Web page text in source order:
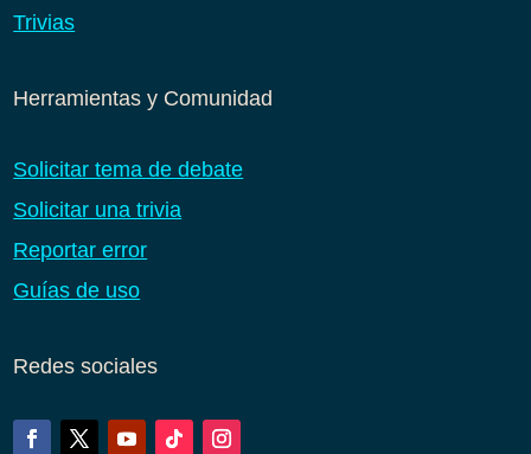
Trivias
Herramientas y Comunidad
Solicitar tema de debate
Solicitar una trivia
Reportar error
Guías de uso
Redes sociales